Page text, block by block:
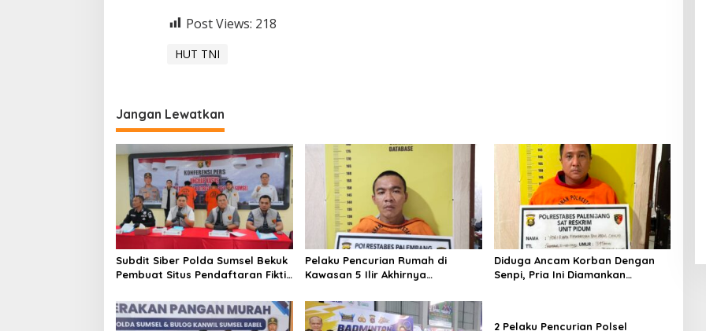
Post Views: 218
HUT TNI
Jangan Lewatkan
Subdit Siber Polda Sumsel Bekuk
Pembuat Situs Pendaftaran Fiktif
Pelaku Pencurian Rumah di
Kawasan 5 Ilir Akhirnya
Diduga Ancam Korban Dengan
Senpi, Pria Ini Diamankan
2 Pelaku Pencurian Polsel